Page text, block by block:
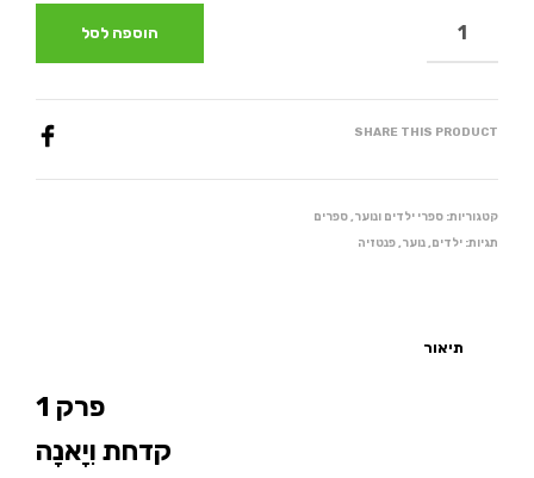
הוספה לסל
SHARE THIS PRODUCT
קטגוריות: ספרי ילדים ונוער,ספרים
תגיות: ילדים,נוער,פנטזיה
תיאור
פרק 1
קדחת וִיָאנָה